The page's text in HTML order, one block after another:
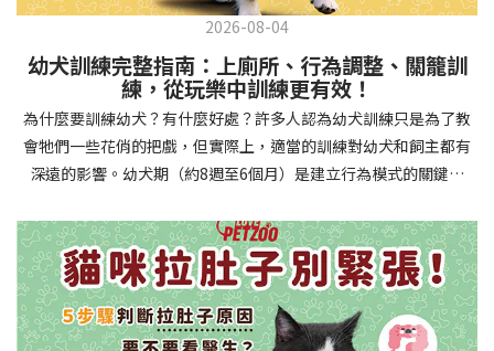
2026-08-04
幼犬訓練完整指南：上廁所、行為調整、關籠訓
練，從玩樂中訓練更有效！
為什麼要訓練幼犬？有什麼好處？許多人認為幼犬訓練只是為了教
會牠們一些花俏的把戲，但實際上，適當的訓練對幼犬和飼主都有
深遠的影響。幼犬期（約8週至6個月）是建立行為模式的關鍵時
的行為問題，並建立人犬間的健康關係。 建立安全健康的生活環境
透過基礎訓練，幼犬能學會家居規則，避免危險行為和破壞家具。
像是「不」和「放下」等指令可以阻止幼犬咬電線或誤食有害物
質，有效降低居家意外風險。規律的如廁訓練則能養成良好衛生習
慣，讓家中環境保持乾淨舒適。增強溝通與信任關係訓練過程就像